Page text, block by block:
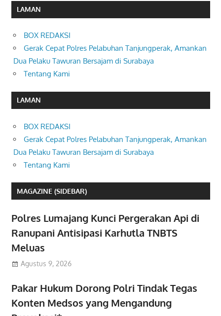
LAMAN
BOX REDAKSI
Gerak Cepat Polres Pelabuhan Tanjungperak, Amankan
Dua Pelaku Tawuran Bersajam di Surabaya
Tentang Kami
LAMAN
BOX REDAKSI
Gerak Cepat Polres Pelabuhan Tanjungperak, Amankan
Dua Pelaku Tawuran Bersajam di Surabaya
Tentang Kami
MAGAZINE (SIDEBAR)
Polres Lumajang Kunci Pergerakan Api di
Ranupani Antisipasi Karhutla TNBTS
Meluas
Agustus 9, 2026
Pakar Hukum Dorong Polri Tindak Tegas
Konten Medsos yang Mengandung